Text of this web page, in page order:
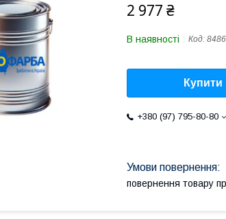
2 977 ₴
В наявності Код:
Купити
+380 (97) 795-80-80
повернення товару